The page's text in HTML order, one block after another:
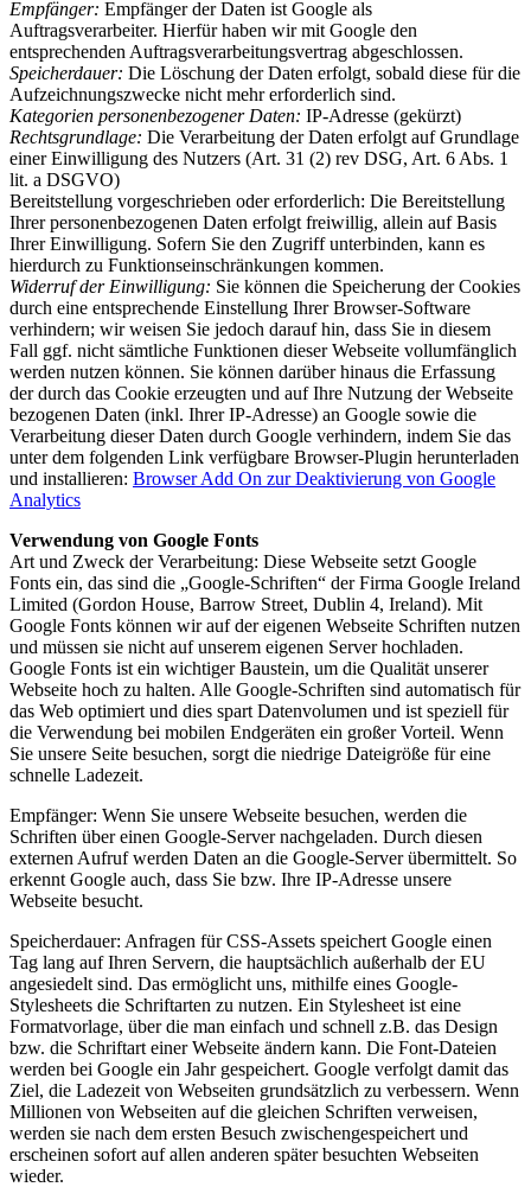
Empfänger: Empfänger der Daten ist Google als
Auftragsverarbeiter. Hierfür haben wir mit Google den
entsprechenden Auftragsverarbeitungsvertrag abgeschlossen.
Speicherdauer: Die Löschung der Daten erfolgt, sobald diese für die
Aufzeichnungszwecke nicht mehr erforderlich sind.
Kategorien personenbezogener Daten: IP-Adresse (gekürzt)
Rechtsgrundlage: Die Verarbeitung der Daten erfolgt auf Grundlage
einer Einwilligung des Nutzers (Art. 31 (2) rev DSG, Art. 6 Abs. 1
lit. a DSGVO)
Bereitstellung vorgeschrieben oder erforderlich: Die Bereitstellung
Ihrer personenbezogenen Daten erfolgt freiwillig, allein auf Basis
Ihrer Einwilligung. Sofern Sie den Zugriff unterbinden, kann es
hierdurch zu Funktionseinschränkungen kommen.
Widerruf der Einwilligung: Sie können die Speicherung der Cookies
durch eine entsprechende Einstellung Ihrer Browser-Software
verhindern; wir weisen Sie jedoch darauf hin, dass Sie in diesem
Fall ggf. nicht sämtliche Funktionen dieser Webseite vollumfänglich
werden nutzen können. Sie können darüber hinaus die Erfassung
der durch das Cookie erzeugten und auf Ihre Nutzung der Webseite
bezogenen Daten (inkl. Ihrer IP-Adresse) an Google sowie die
Verarbeitung dieser Daten durch Google verhindern, indem Sie das
unter dem folgenden Link verfügbare Browser-Plugin herunterladen
und installieren: Browser Add On zur Deaktivierung von Google
Analytics
Verwendung von Google Fonts
Art und Zweck der Verarbeitung: Diese Webseite setzt Google
Fonts ein, das sind die „Google-Schriften“ der Firma Google Ireland
Limited (Gordon House, Barrow Street, Dublin 4, Ireland). Mit
Google Fonts können wir auf der eigenen Webseite Schriften nutzen
und müssen sie nicht auf unserem eigenen Server hochladen.
Google Fonts ist ein wichtiger Baustein, um die Qualität unserer
Webseite hoch zu halten. Alle Google-Schriften sind automatisch für
das Web optimiert und dies spart Datenvolumen und ist speziell für
die Verwendung bei mobilen Endgeräten ein großer Vorteil. Wenn
Sie unsere Seite besuchen, sorgt die niedrige Dateigröße für eine
schnelle Ladezeit.
Empfänger: Wenn Sie unsere Webseite besuchen, werden die
Schriften über einen Google-Server nachgeladen. Durch diesen
externen Aufruf werden Daten an die Google-Server übermittelt. So
erkennt Google auch, dass Sie bzw. Ihre IP-Adresse unsere
Webseite besucht.
Speicherdauer: Anfragen für CSS-Assets speichert Google einen
Tag lang auf Ihren Servern, die hauptsächlich außerhalb der EU
angesiedelt sind. Das ermöglicht uns, mithilfe eines Google-
Stylesheets die Schriftarten zu nutzen. Ein Stylesheet ist eine
Formatvorlage, über die man einfach und schnell z.B. das Design
bzw. die Schriftart einer Webseite ändern kann. Die Font-Dateien
werden bei Google ein Jahr gespeichert. Google verfolgt damit das
Ziel, die Ladezeit von Webseiten grundsätzlich zu verbessern. Wenn
Millionen von Webseiten auf die gleichen Schriften verweisen,
werden sie nach dem ersten Besuch zwischengespeichert und
erscheinen sofort auf allen anderen später besuchten Webseiten
wieder.